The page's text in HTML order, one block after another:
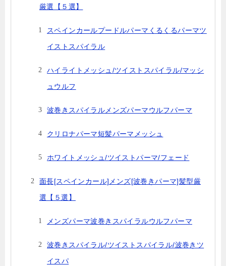
厳選【５選】
スペインカールプードルパーマくるくるパーマツ
イストスパイラル
ハイライトメッシュ/ツイストスパイラル/マッシ
ュウルフ
波巻きスパイラルメンズパーマウルフパーマ
クリロナパーマ短髪パーマメッシュ
ホワイトメッシュ/ツイストパーマ/フェード
面長[スペインカール]メンズ[波巻きパーマ]髪型厳
選【５選】
メンズパーマ波巻きスパイラルウルフパーマ
波巻きスパイラル/ツイストスパイラル/波巻きツ
イスパ